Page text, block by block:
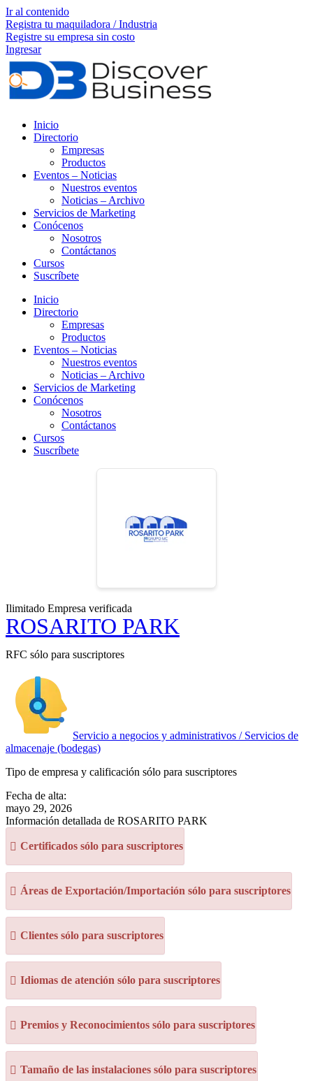
Ir al contenido
Registra tu maquiladora / Industria
Registre su empresa sin costo
Ingresar
Inicio
Directorio
Empresas
Productos
Eventos – Noticias
Nuestros eventos
Noticias – Archivo
Servicios de Marketing
Conócenos
Nosotros
Contáctanos
Cursos
Suscríbete
Inicio
Directorio
Empresas
Productos
Eventos – Noticias
Nuestros eventos
Noticias – Archivo
Servicios de Marketing
Conócenos
Nosotros
Contáctanos
Cursos
Suscríbete
Ilimitado Empresa verificada
ROSARITO PARK
RFC sólo para suscriptores
Servicio a negocios y administrativos / Servicios de
almacenaje (bodegas)
Tipo de empresa y calificación sólo para suscriptores
Fecha de alta:
mayo 29, 2026
Información detallada de ROSARITO PARK
Certificados sólo para suscriptores
Áreas de Exportación/Importación sólo para suscriptores
Clientes sólo para suscriptores
Idiomas de atención sólo para suscriptores
Premios y Reconocimientos sólo para suscriptores
Tamaño de las instalaciones sólo para suscriptores